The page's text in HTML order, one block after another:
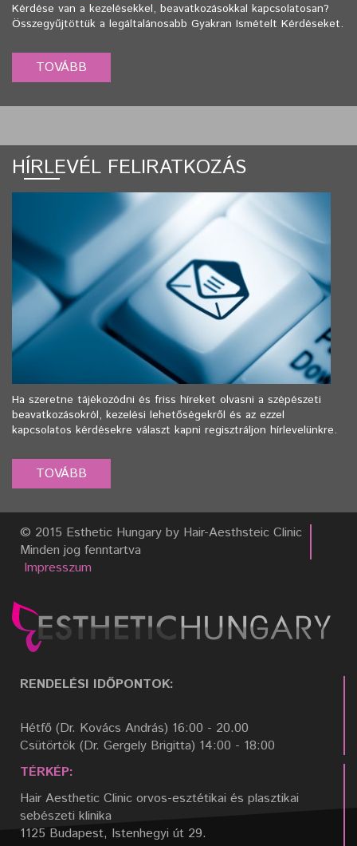
Kérdése van a kezelésekkel, beavatkozásokkal kapcsolatosan?
Összegyűjtöttük a legáltalánosabb Gyakran Ismételt Kérdéseket.
HÍRLEVÉL FELIRATKOZÁS
Ha szeretne tájékozódni és friss híreket olvasni a szépészeti
beavatkozásokról, kezelési lehetőségekről és az ezzel
kapcsolatos kérdésekre választ kapni regisztráljon hírlevelünkre.
© 2015 Esthetic Hungary by Hair-Aesthsteic Clinic
Minden jog fenntartva
Impresszum
RENDELÉSI IDŐPONTOK:
Hétfő (Dr. Kovács András) 16:00 - 20.00
Csütörtök (Dr. Gergely Brigitta) 14:00 - 18:00
TÉRKÉP:
Hair Aesthetic Clinic orvos-esztétikai és plasztikai
sebészeti klinika
1125 Budapest, Istenhegyi út 29.